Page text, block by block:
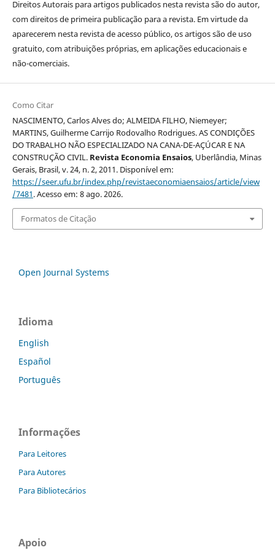
Direitos Autorais para artigos publicados nesta revista são do autor,
com direitos de primeira publicação para a revista. Em virtude da
aparecerem nesta revista de acesso público, os artigos são de uso
gratuito, com atribuições próprias, em aplicações educacionais e
não-comerciais.
Como Citar
NASCIMENTO, Carlos Alves do; ALMEIDA FILHO, Niemeyer;
MARTINS, Guilherme Carrijo Rodovalho Rodrigues. AS CONDIÇÕES
DO TRABALHO NÃO ESPECIALIZADO NA CANA-DE-AÇÚCAR E NA
CONSTRUÇÃO CIVIL. Revista Economia Ensaios, Uberlândia, Minas
Gerais, Brasil, v. 24, n. 2, 2011. Disponível em:
https://seer.ufu.br/index.php/revistaeconomiaensaios/article/view
/7481. Acesso em: 8 ago. 2026.
Formatos de Citação
Open Journal Systems
Idioma
English
Español
Português
Informações
Para Leitores
Para Autores
Para Bibliotecários
Apoio